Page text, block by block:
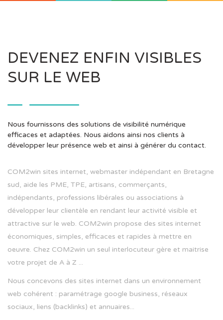
DEVENEZ ENFIN VISIBLES
SUR LE WEB
Nous fournissons des solutions de visibilité numérique
efficaces et adaptées. Nous aidons ainsi nos clients à
développer leur présence web et ainsi à générer du contact.
COM2win sites internet, webmaster indépendant en Bretagne
sud, aide les PME, TPE, artisans, commerçants,
indépendants, professions libérales ou associations à
développer leur clientèle en rendant leur activité visible et
attractive sur le web. COM2win propose des sites internet
économiques, simples, efficaces et rapides à mettre en
oeuvre. Chez COM2win un seul interlocuteur gère et maitrise
votre projet de A à Z ...
Nous concevons des sites internet dans un environnement
web cohérent : paramétrage google business, réseaux
sociaux, liens (backlinks) et annuaires...